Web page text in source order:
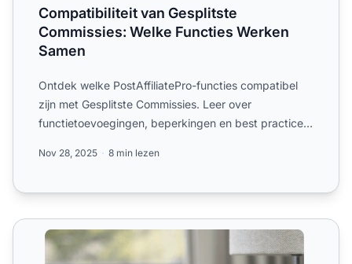
Compatibiliteit van Gesplitste
Commissies: Welke Functies Werken
Samen
Ontdek welke PostAffiliatePro-functies compatibel
zijn met Gesplitste Commissies. Leer over
functietoevoegingen, beperkingen en best practices
Nov 28, 2025 8 min lezen
Prestatiebeloningen